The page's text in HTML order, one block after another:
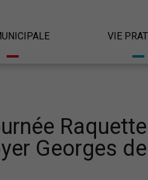
d’outils
VIE
Georges